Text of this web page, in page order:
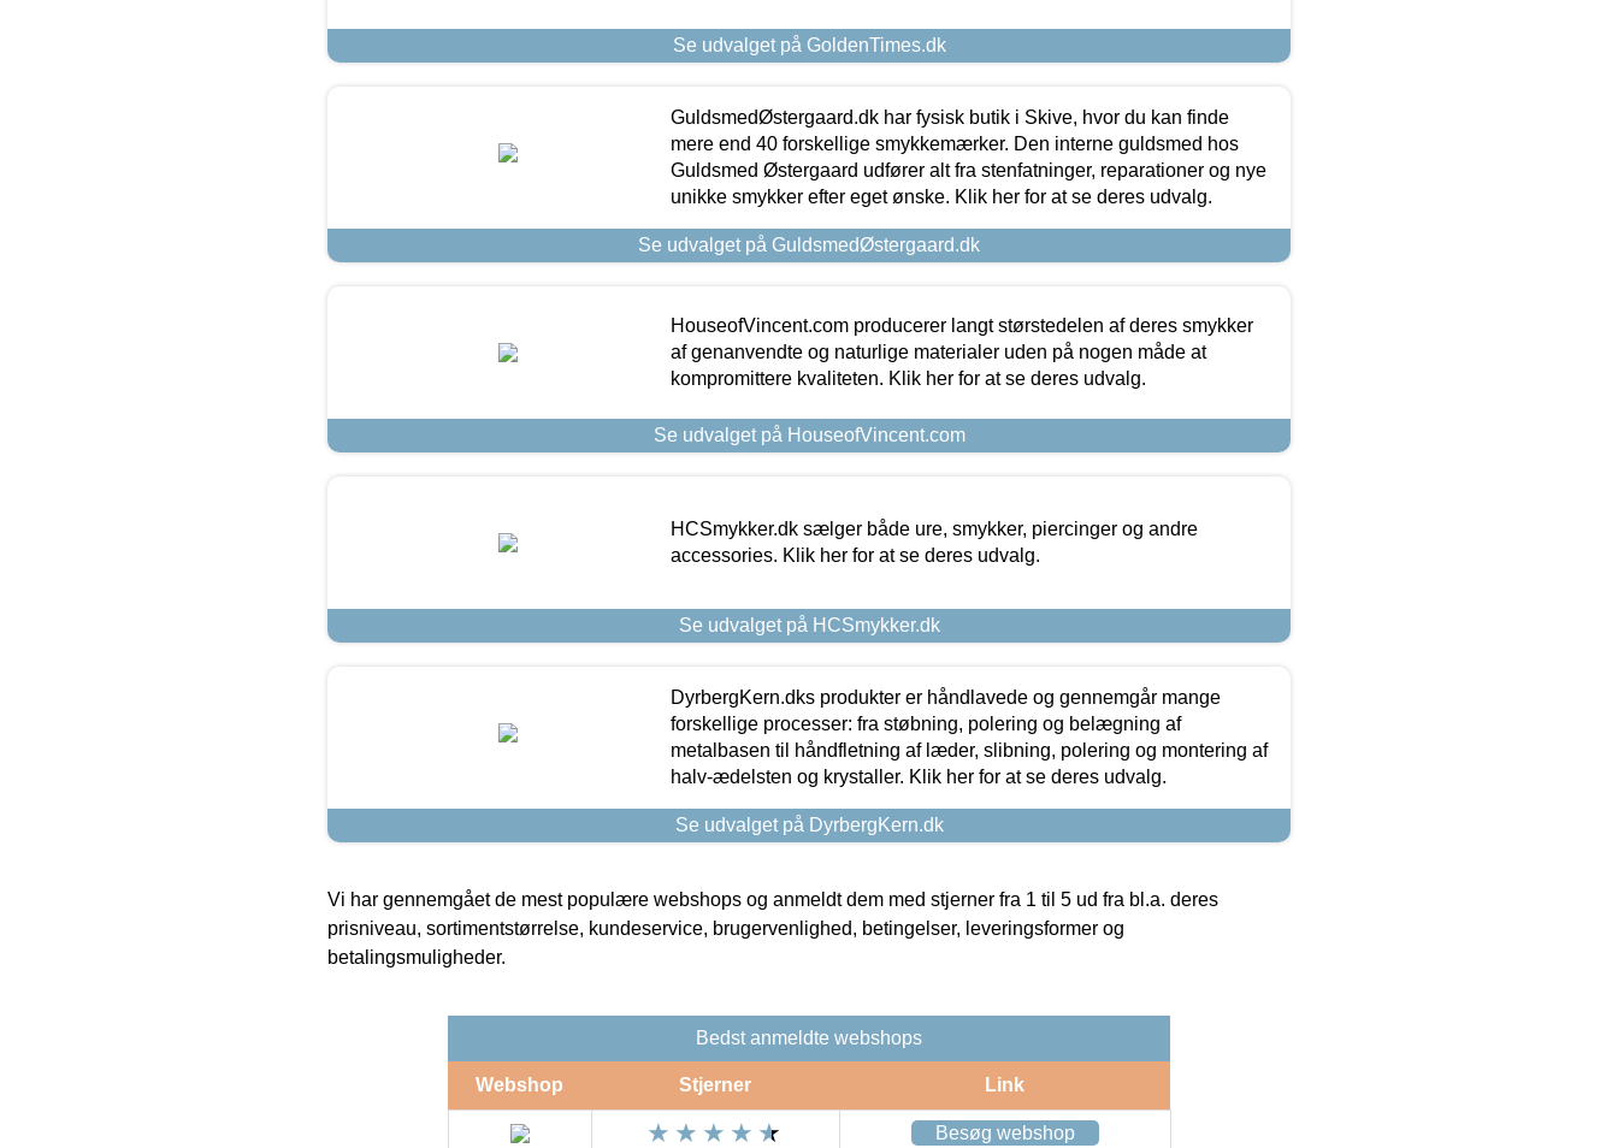
Se udvalget på GoldenTimes.dk
GuldsmedØstergaard.dk har fysisk butik i Skive, hvor du kan finde
mere end 40 forskellige smykkemærker. Den interne guldsmed hos
Guldsmed Østergaard udfører alt fra stenfatninger, reparationer og nye
unikke smykker efter eget ønske. Klik her for at se deres udvalg.
Se udvalget på GuldsmedØstergaard.dk
HouseofVincent.com producerer langt størstedelen af deres smykker
af genanvendte og naturlige materialer uden på nogen måde at
kompromittere kvaliteten. Klik her for at se deres udvalg.
Se udvalget på HouseofVincent.com
HCSmykker.dk sælger både ure, smykker, piercinger og andre
accessories. Klik her for at se deres udvalg.
Se udvalget på HCSmykker.dk
DyrbergKern.dks produkter er håndlavede og gennemgår mange
forskellige processer: fra støbning, polering og belægning af
metalbasen til håndfletning af læder, slibning, polering og montering af
halv-ædelsten og krystaller. Klik her for at se deres udvalg.
Se udvalget på DyrbergKern.dk
Vi har gennemgået de mest populære webshops og anmeldt dem med stjerner fra 1 til 5 ud fra bl.a. deres
prisniveau, sortimentstørrelse, kundeservice, brugervenlighed, betingelser, leveringsformer og
betalingsmuligheder.
Bedst anmeldte webshops
Webshop Stjerner Link
Besøg webshop